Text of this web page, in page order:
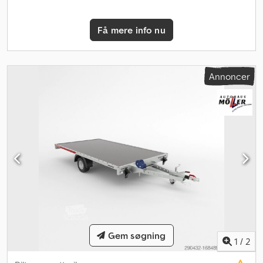
Automatisk støttehjul Manuel håndspil inkl. beslag Kipfunktion via
manuel hydraulisk pumpe Klapbart nummerpladeholder Svejset
og galvaniseret ramme Holder til reservehjul Sidelæns svingbare
Fastgørelsesbøjler V-trækstang AL-KO eller Knott aksler og
bremsesystem Tilbehør (mod merpris) 100 km/t attest inkl.
eftermontering af 6 støddæmpere (mindst 3.182 kg egenvægt på
tilbud ønskes) Registrering indenfor 25 km (udført af Autohaus
Möller) Landsdækkende registrering (udført af
registreringsservice) Eksportnummerplader (gyldig i 15 dage)
Eksportnummerplader (gyldig i 30 dage) Transportnummerplader
(gyldig i 5 dage) Toldanmeldelse Fremsendelse af
forbehold for fejl, mellemsalg og ændringer! Alubund, stand,
Få mere info nu
Annoncer
1 / 2
Gem søgning